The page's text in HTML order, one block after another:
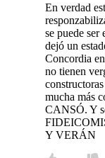
En verdad
se puede ser
dejó un
Concordia
no tienen
mucha más
CANSÓ. Y
Y VERÁN